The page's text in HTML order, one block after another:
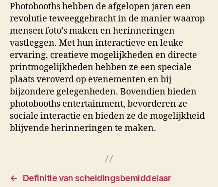
Photobooths hebben de afgelopen jaren een
revolutie teweeggebracht in de manier waarop
mensen foto’s maken en herinneringen
vastleggen. Met hun interactieve en leuke
ervaring, creatieve mogelijkheden en directe
printmogelijkheden hebben ze een speciale
plaats veroverd op evenementen en bij
bijzondere gelegenheden. Bovendien bieden
photobooths entertainment, bevorderen ze
sociale interactie en bieden ze de mogelijkheid
blijvende herinneringen te maken.
←
Definitie van scheidingsbemiddelaar